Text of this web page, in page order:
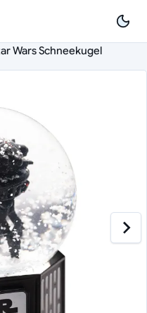
Wars Schneekugel